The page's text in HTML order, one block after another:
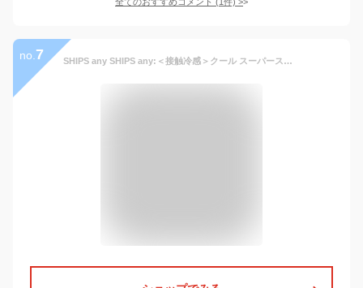
no. 7 SHIPS any SHIPS any:＜接触冷感＞クール スーパーストレッチ 2タック リラックス イージー パンツ◇ シップス パンツ その他のパンツ ベージュ ブラック グリーン【送料無料】